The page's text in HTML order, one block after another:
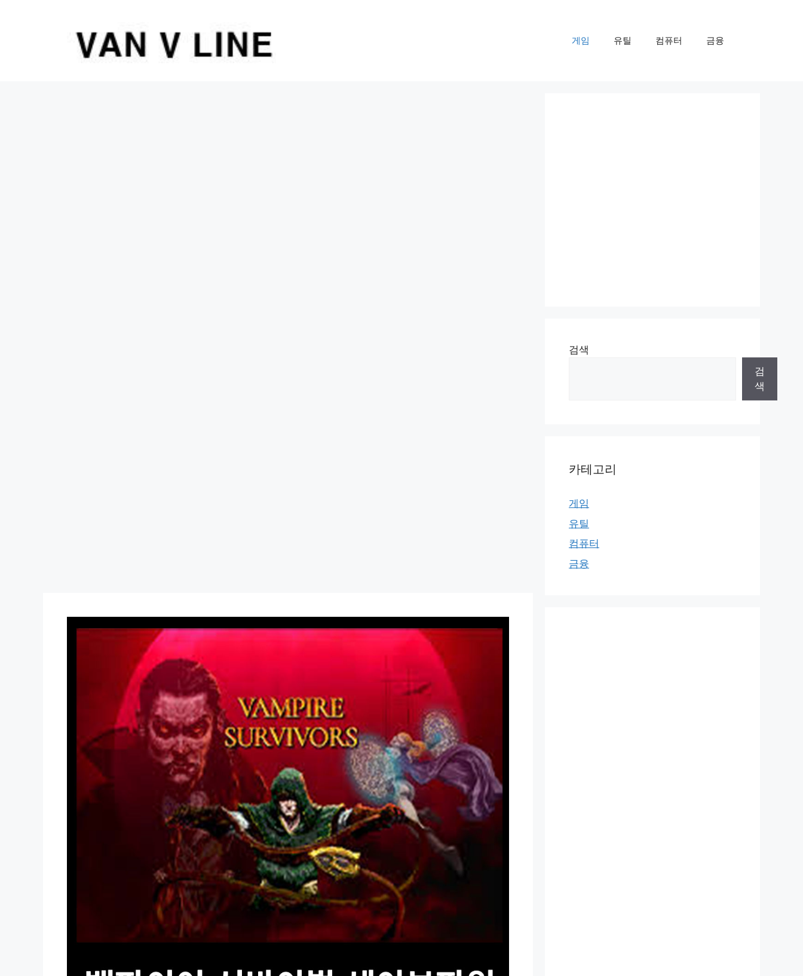
게임 유틸 컴퓨터 금융
검색
검
색
카테고리
게임
유틸
컴퓨터
금융